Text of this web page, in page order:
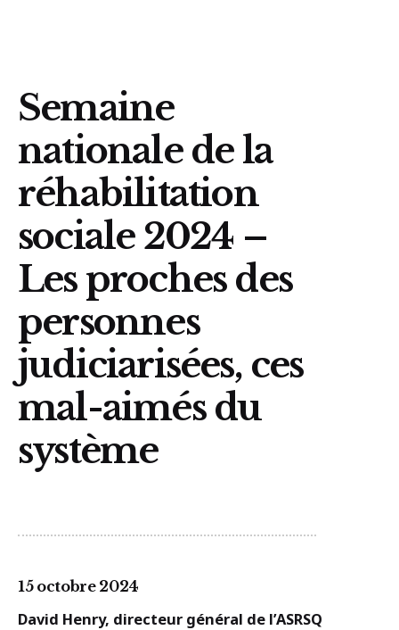
Semaine
nationale de la
réhabilitation
sociale 2024 –
Les proches des
personnes
judiciarisées, ces
mal-aimés du
système
15 octobre 2024
David Henry, directeur général de l’ASRSQ